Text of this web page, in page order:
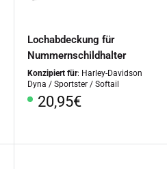
Lochabdeckung für
Nummernschildhalter
Konzipiert für: Harley-Davidson
Dyna / Sportster / Softail
Sonderpreis
20,95€